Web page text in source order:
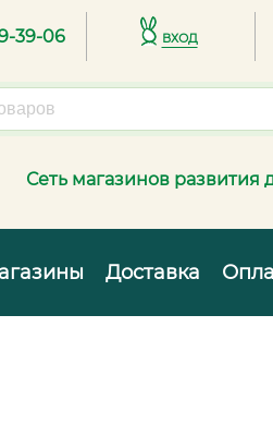
39-06 вход
Сеть магазинов развития
Доставка